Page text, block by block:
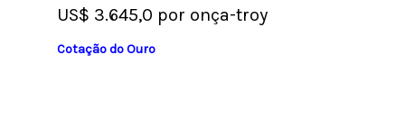
US$ 3.645,0 por onça-troy
Cotação do Ouro